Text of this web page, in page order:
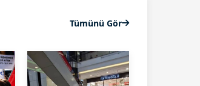
Tümünü Gör